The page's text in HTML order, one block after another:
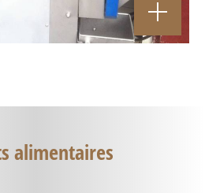
alimentaires